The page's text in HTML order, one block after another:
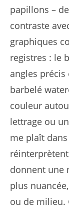
papillons –
contraste
graphiques
registres : le
angles
barbelé
couleur
lettrage ou
me plaît dans
donnent une
plus
ou de milieu.